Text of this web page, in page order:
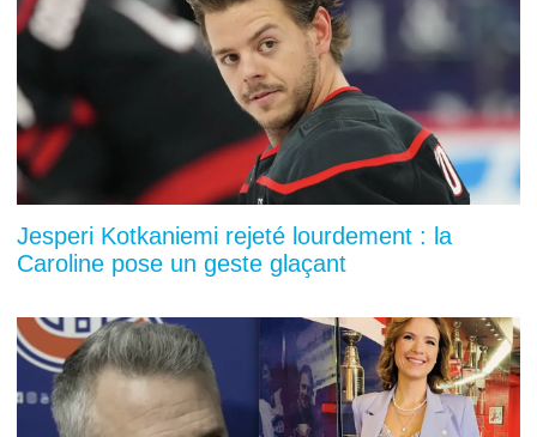
Jesperi Kotkaniemi rejeté lourdement : la
Caroline pose un geste glaçant